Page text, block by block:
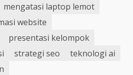
mengatasi laptop lemot
website
presentasi kelompok
strategi seo
teknologi ai